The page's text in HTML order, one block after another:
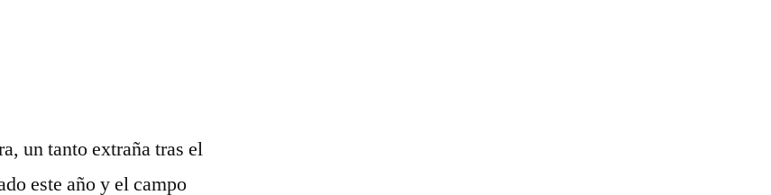
un tanto extraña tras el
este año y el campo